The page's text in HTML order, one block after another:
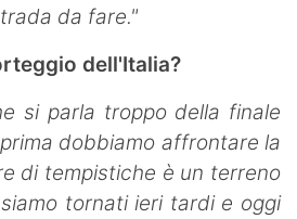
da fare."
dell'Italia?
si parla troppo della finale
dobbiamo affrontare la
di tempistiche è un terreno
tornati ieri tardi e oggi